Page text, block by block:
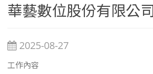
華藝數位股份有限公
2025-08-27
工作內容